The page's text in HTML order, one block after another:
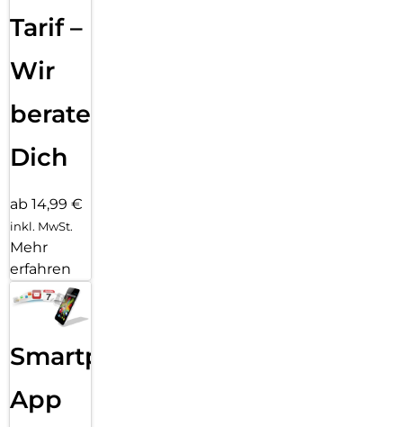
Tarif –
Wir
beraten
Dich
ab 14,99 €
inkl. MwSt.
Mehr
erfahren
Smartphone
App